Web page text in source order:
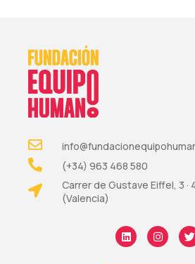
(+34) 963 468 580
Carrer de Gustave Eiffel, 3 ·
(Valencia)